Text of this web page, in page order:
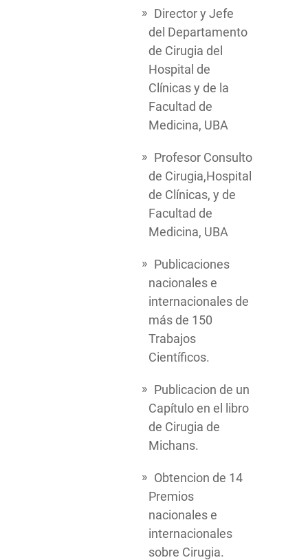
Director y Jefe
del Departamento
de Cirugia del
Hospital de
Clínicas y de la
Facultad de
Medicina, UBA
Profesor Consulto
de Cirugia,Hospital
de Clínicas, y de
Facultad de
Medicina, UBA
Publicaciones
nacionales e
internacionales de
más de 150
Trabajos
Científicos.
Publicacion de un
Capítulo en el libro
de Cirugia de
Michans.
Obtencion de 14
Premios
nacionales e
internacionales
sobre Cirugia.